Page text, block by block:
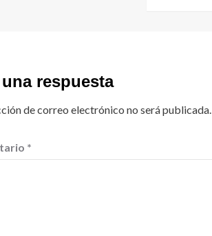
respuesta
de correo electrónico no será publicada.
*